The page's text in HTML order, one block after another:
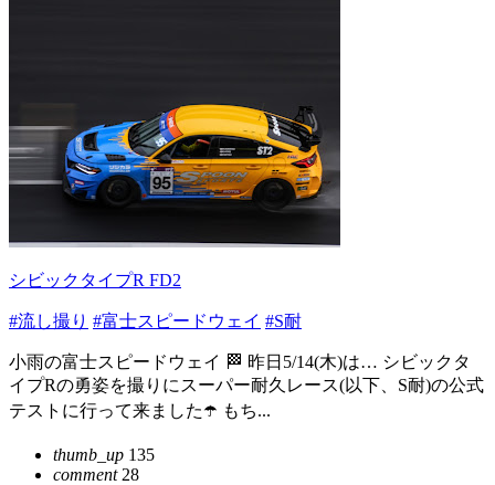
シビックタイプR FD2
#流し撮り #富士スピードウェイ #S耐
小雨の富士スピードウェイ 🏁 昨日5/14(木)は… シビックタ
イプRの勇姿を撮りにスーパー耐久レース(以下、S耐)の公式
テストに行って来ました☂️ もち...
thumb_up 135
comment28